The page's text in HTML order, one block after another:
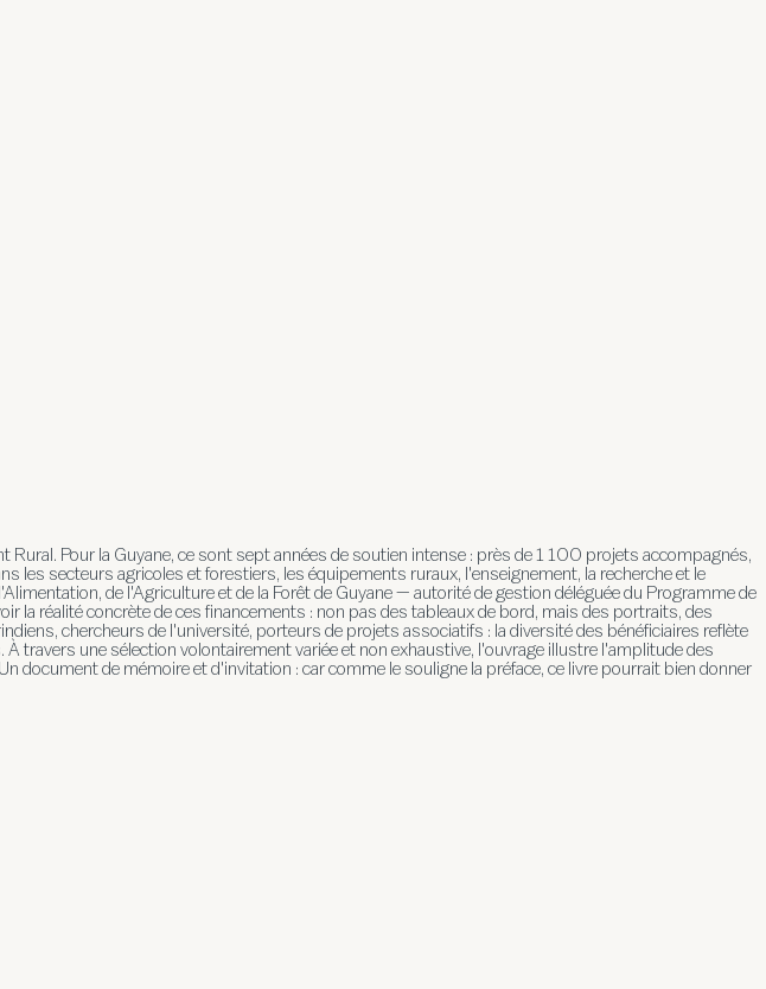
Pour la Guyane, ce sont sept années de soutien intense : près de 1 100 projets accompagnés,
secteurs agricoles et forestiers, les équipements ruraux, l'enseignement, la recherche et le
de l'Agriculture et de la Forêt de Guyane — autorité de gestion déléguée du Programme de
la réalité concrète de ces financements : non pas des tableaux de bord, mais des portraits, des
chercheurs de l'université, porteurs de projets associatifs : la diversité des bénéficiaires reflète
travers une sélection volontairement variée et non exhaustive, l'ouvrage illustre l'amplitude des
de mémoire et d'invitation : car comme le souligne la préface, ce livre pourrait bien donner